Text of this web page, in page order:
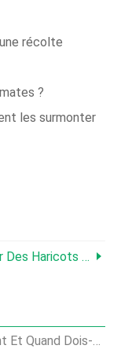
récolte
?
les surmonter
Grandir, Et Récolter Une Récolte Exceptionnelle De Haricots Verts
Éclaircir Mon Abricotier